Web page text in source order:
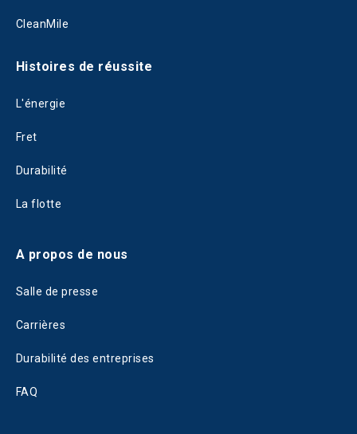
CleanMile
Histoires de réussite
L'énergie
Fret
Durabilité
La flotte
A propos de nous
Salle de presse
Carrières
Durabilité des entreprises
FAQ